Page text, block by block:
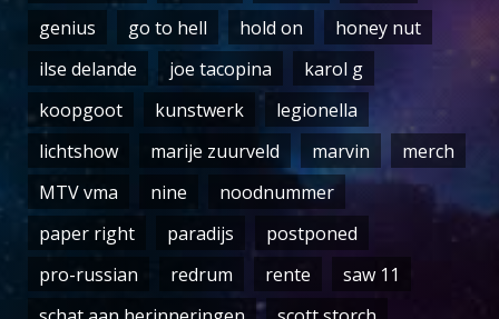
genius
go to hell hold on
honey nut
ilse delande
joe tacopina
karol g
koopgoot
kunstwerk
legionella
lichtshow
marije zuurveld marvin
merch
MTV vma
nine
noodnummer
paper right
paradijs
postponed
pro-russian
redrum rente
saw 11